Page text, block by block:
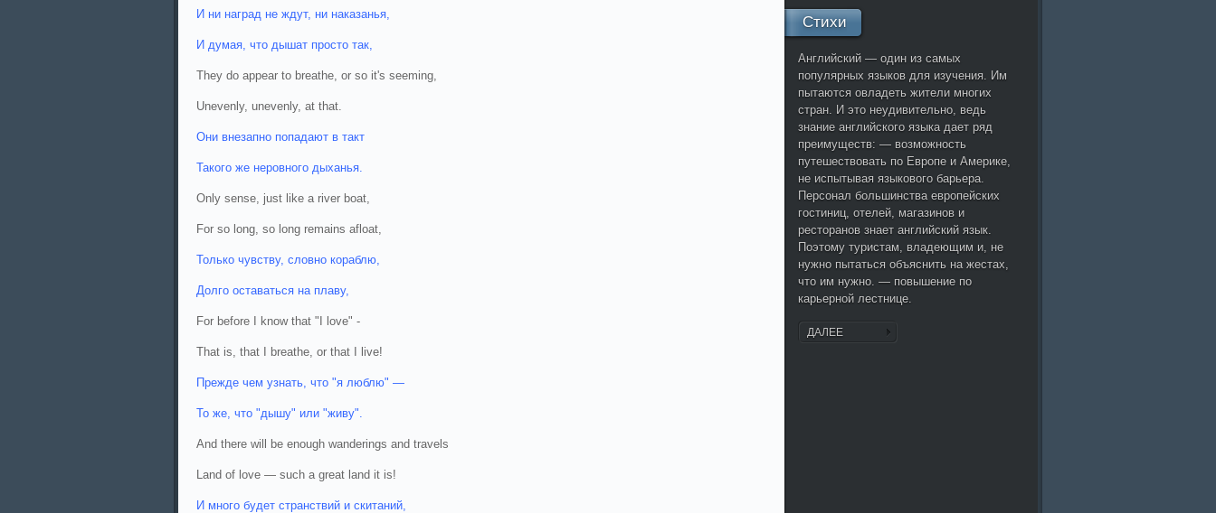
И ни наград не ждут, ни наказанья,
И думая, что дышат просто так,
They do appear to breathe, or so it's seeming,
Unevenly, unevenly, at that.
Они внезапно попадают в такт
Такого же неровного дыханья.
Only sense, just like a river boat,
For so long, so long remains afloat,
Только чувству, словно кораблю,
Долго оставаться на плаву,
For before I know that "I love" -
That is, that I breathe, or that I live!
Прежде чем узнать, что "я люблю" —
То же, что "дышу" или "живу".
And there will be enough wanderings and travels
Land of love — such a great land it is!
И много будет странствий и скитаний,
Стихи
Английский — один из самых
популярных языков для изучения. Им
пытаются овладеть жители многих
стран. И это неудивительно, ведь
знание английского языка дает ряд
преимуществ: — возможность
путешествовать по Европе и Америке,
не испытывая языкового барьера.
Персонал большинства европейских
гостиниц, отелей, магазинов и
ресторанов знает английский язык.
Поэтому туристам, владеющим и, не
нужно пытаться объяснить на жестах,
что им нужно. — повышение по
карьерной лестнице.
ДАЛЕЕ